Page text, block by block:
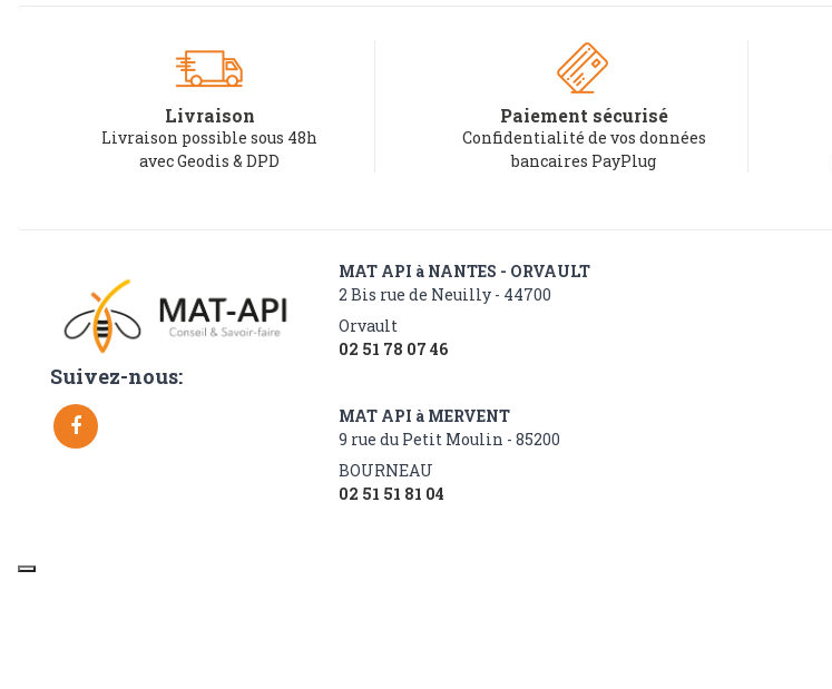
Livraison
Livraison possible sous 48h
avec Geodis & DPD
Paiement sécurisé
Confidentialité de vos données
bancaires PayPlug
Suivez-nous:
MAT API à NANTES - ORVAULT
2 Bis rue de Neuilly - 44700
Orvault
02 51 78 07 46
MAT API à MERVENT
9 rue du Petit Moulin - 85200
BOURNEAU
02 51 51 81 04